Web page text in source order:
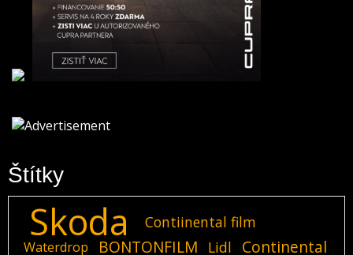
Štítky
Skoda Contiinental film
Waterdrop BONTONFILM Lidl
Continental